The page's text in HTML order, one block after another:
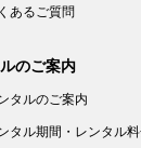
あるご質問
のご案内
タルのご案内
タル期間・レンタル